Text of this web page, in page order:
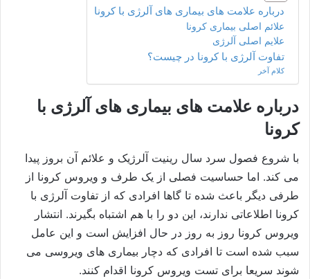
درباره علامت های بیماری های آلرژی با کرونا
علائم اصلی بیماری کرونا
علایم اصلی آلرژی
تفاوت آلرژی با کرونا در چیست؟
کلام آخر
درباره علامت های بیماری های آلرژی با
کرونا
با شروع فصول سرد سال رینیت آلرژیک و علائم آن بروز پیدا
می کند. اما حساسیت فصلی از یک طرف و ویروس کرونا از
طرفی دیگر باعث شده تا گاها افرادی که از تفاوت آلرژی با
کرونا اطلاعاتی ندارند، این دو را با هم اشتباه بگیرند. انتشار
ویروس کرونا روز به روز در حال افزایش است و این عامل
سبب شده است تا افرادی که دچار بیماری های ویروسی می
شوند سریعا برای تست ویروس کرونا اقدام کنند.